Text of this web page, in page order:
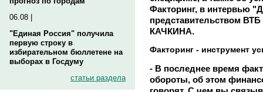
06.08 |
"Единая Россия" получила
первую строку в
избирательном бюллетене на
выборах в Госдуму
статьи раздела
Факторинг, в интервью
представительством
КАЧКИНА.
Факторинг - инструмент
- В последнее время
обороты, об этом